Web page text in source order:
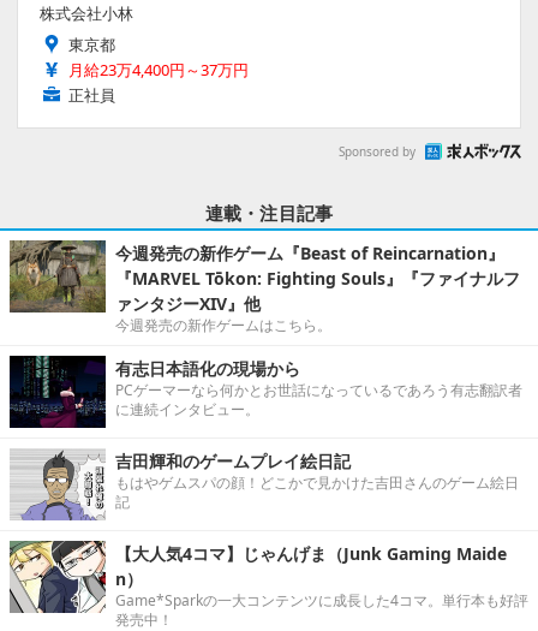
株式会社小林
東京都
月給23万4,400円～37万円
正社員
Sponsored by
連載・注目記事
今週発売の新作ゲーム『Beast of Reincarnation』
『MARVEL Tōkon: Fighting Souls』『ファイナルフ
ァンタジーXIV』他
今週発売の新作ゲームはこちら。
有志日本語化の現場から
PCゲーマーなら何かとお世話になっているであろう有志翻訳者
に連続インタビュー。
吉田輝和のゲームプレイ絵日記
もはやゲムスパの顔！どこかで見かけた吉田さんのゲーム絵日
記
【大人気4コマ】じゃんげま（Junk Gaming Maide
n）
Game*Sparkの一大コンテンツに成長した4コマ。単行本も好評
発売中！